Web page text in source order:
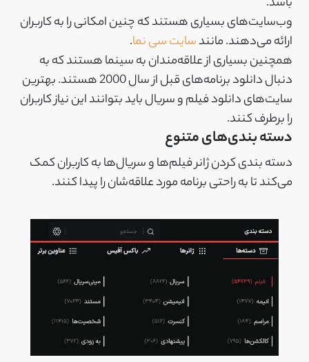
وب‌‌سایت‌های بسیاری هستند که چنین امکانی را به کاربران
ارائه می‌دهند. مانندسایت سی نما.
همچنین بسیاری از علاقه‌مندان به سینما هستند که به
دنبال دانلود برنامه‌های قبل از سال 2000 هستند. بهترین
سایت‌های دانلود فیلم و سریال باید بتوانند این نیاز کاربران
را برطرف کنند.
دسته بندی‌های متنوع
دسته بندی کردن ژانر فیلم‌ها و سریال‌ها به کاربران کمک
می‌کند تا به راحتی برنامه مورد علاقه‌شان را پیدا کنند.